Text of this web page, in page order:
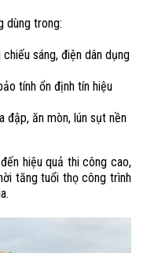
dùng trong:
sáng, điện dân dụng
tính ổn định tín hiệu
đập, ăn mòn, lún sụt nền
hiệu quả thi công cao,
tăng tuổi thọ công trình